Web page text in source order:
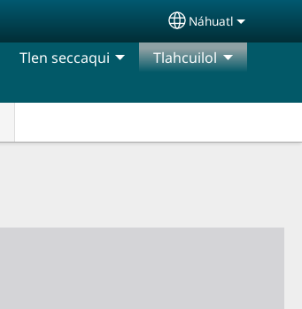
Select your
Náhuatl
Tlen seccaqui Tlahcuilol